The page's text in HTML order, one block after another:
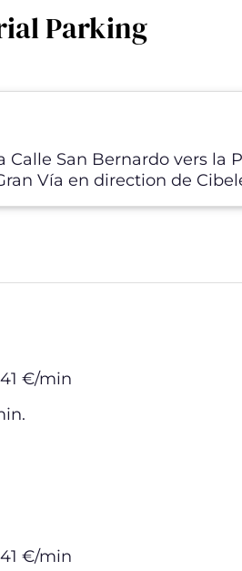
Parking
Calle San Bernardo vers la
Vía en direction de
€/min
€/min